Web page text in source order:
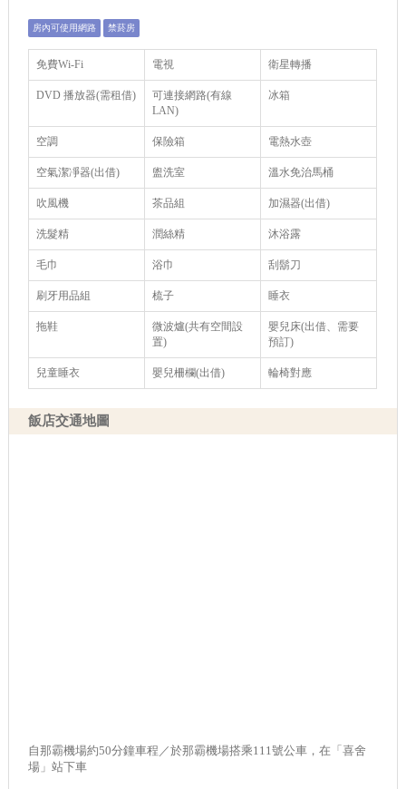
房內可使用網路 禁菸房
免費Wi-Fi 電視 衛星轉播
DVD 播放器(需租借)
可連接網路(有線
LAN)
冰箱
空調 保險箱 電熱水壺
空氣潔凈器(出借) 盥洗室 溫水免治馬桶
吹風機 茶品組 加濕器(出借)
洗髮精 潤絲精 沐浴露
毛巾 浴巾 刮鬍刀
刷牙用品組 梳子 睡衣
拖鞋
微波爐(共有空間設
置)
嬰兒床(出借、需要
預訂)
兒童睡衣 嬰兒柵欄(出借) 輪椅對應
飯店交通地圖
自那霸機場約50分鐘車程／於那霸機場搭乘111號公車，在「喜舍
場」站下車